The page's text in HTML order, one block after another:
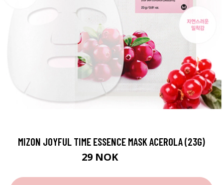
MIZON JOYFUL TIME ESSENCE MASK ACEROLA (23G)
29 NOK